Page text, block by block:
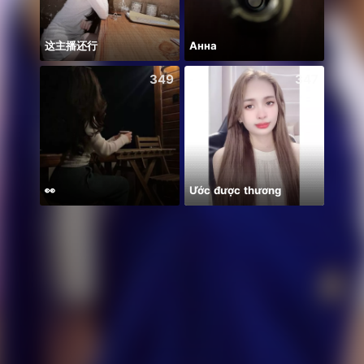
这主播还行 Анна
349
👀
347
Ước được thương